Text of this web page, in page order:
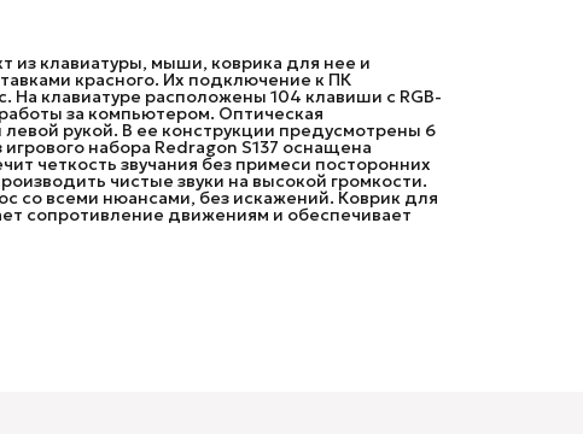
из клавиатуры, мыши, коврика для нее и
красного. Их подключение к ПК
клавиатуре расположены 104 клавиши с RGB-
за компьютером. Оптическая
рукой. В ее конструкции предусмотрены 6
набора Redragon S137 оснащена
четкость звучания без примеси посторонних
чистые звуки на высокой громкости.
со всеми нюансами, без искажений. Коврик для
сопротивление движениям и обеспечивает